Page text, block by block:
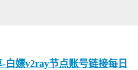
白嫖v2ray节点账号链接每日